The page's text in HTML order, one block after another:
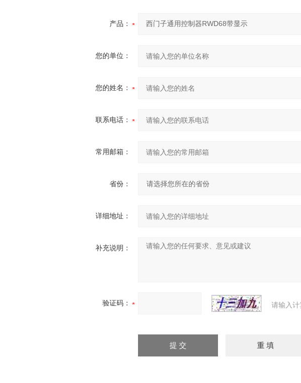
产品：
您的单位：
您的姓名：
联系电话：
常用邮箱：
省份：
详细地址：
补充说明：
验证码： 请输入